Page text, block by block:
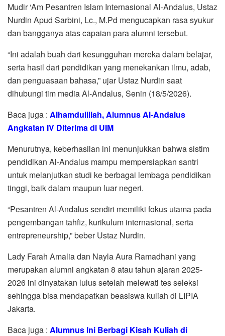
Mudir ‘Am Pesantren Islam Internasional Al-Andalus, Ustaz
Nurdin Apud Sarbini, Lc., M.Pd mengucapkan rasa syukur
dan bangganya atas capaian para alumni tersebut.
“Ini adalah buah dari kesungguhan mereka dalam belajar,
serta hasil dari pendidikan yang menekankan ilmu, adab,
dan penguasaan bahasa,” ujar Ustaz Nurdin saat
dihubungi tim media Al-Andalus, Senin (18/5/2026).
Baca juga : Alhamdulillah, Alumnus Al-Andalus
Angkatan IV Diterima di UIM
Menurutnya, keberhasilan ini menunjukkan bahwa sistim
pendidikan Al-Andalus mampu mempersiapkan santri
untuk melanjutkan studi ke berbagai lembaga pendidikan
tinggi, baik dalam maupun luar negeri.
“Pesantren Al-Andalus sendiri memiliki fokus utama pada
pengembangan tahfiz, kurikulum internasional, serta
entrepreneurship,” beber Ustaz Nurdin.
Lady Farah Amalia dan Nayla Aura Ramadhani yang
merupakan alumni angkatan 8 atau tahun ajaran 2025-
2026 ini dinyatakan lulus setelah melewati tes seleksi
sehingga bisa mendapatkan beasiswa kuliah di LIPIA
Jakarta.
Baca juga : Alumnus Ini Berbagi Kisah Kuliah di